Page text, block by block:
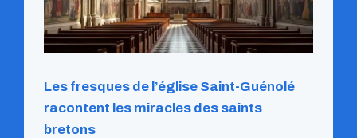
Les fresques de l’église Saint-Guénolé
racontent les miracles des saints
bretons